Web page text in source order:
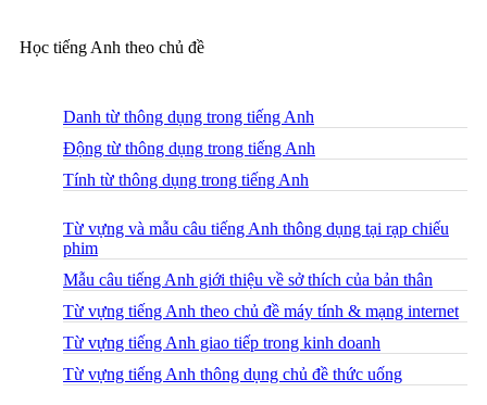
Học tiếng Anh theo chủ đề
Danh từ thông dụng trong tiếng Anh
Động từ thông dụng trong tiếng Anh
Tính từ thông dụng trong tiếng Anh
Từ vựng và mẫu câu tiếng Anh thông dụng tại rạp chiếu
phim
Mẫu câu tiếng Anh giới thiệu về sở thích của bản thân
Từ vựng tiếng Anh theo chủ đề máy tính & mạng internet
Từ vựng tiếng Anh giao tiếp trong kinh doanh
Từ vựng tiếng Anh thông dụng chủ đề thức uống